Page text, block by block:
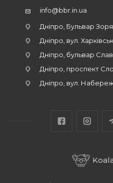
info@bbr.in.ua
Дніпро, Бульвар
Дніпро, вул.
Дніпро, бульвар
Дніпро, проспект
Дніпро, вул.